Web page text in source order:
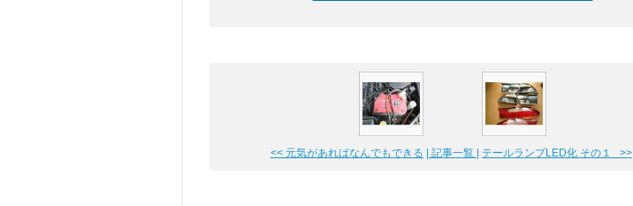
<< 元気があればなんでもできる | 記事一覧 | テールランプLED化 その１ >>